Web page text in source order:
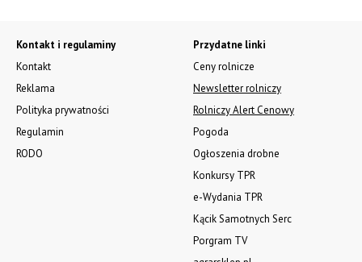
Kontakt i regulaminy
Kontakt
Reklama
Polityka prywatności
Regulamin
RODO
Przydatne linki
Ceny rolnicze
Newsletter rolniczy
Rolniczy Alert Cenowy
Pogoda
Ogłoszenia drobne
Konkursy TPR
e-Wydania TPR
Kącik Samotnych Serc
Porgram TV